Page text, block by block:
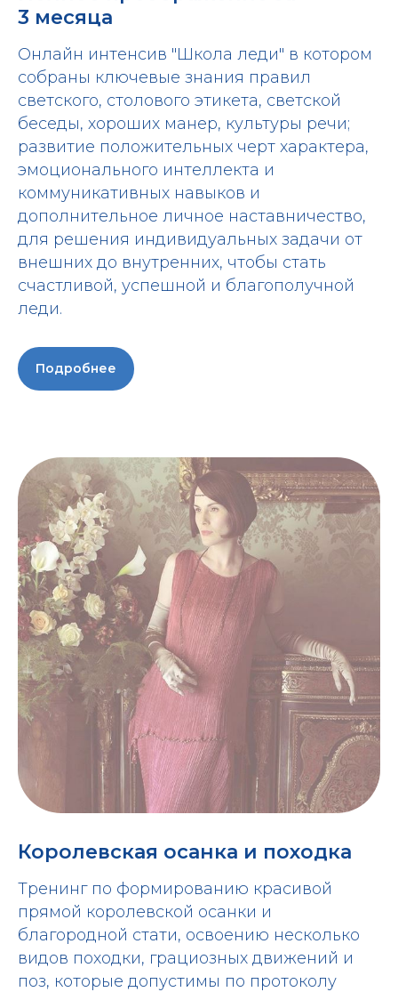
3 месяца
Онлайн интенсив "Школа леди" в котором
собраны ключевые знания правил
светского, столового этикета, светской
беседы, хороших манер, культуры речи;
развитие положительных черт характера,
эмоционального интеллекта и
коммуникативных навыков и
дополнительное личное наставничество,
для решения индивидуальных задачи от
внешних до внутренних, чтобы стать
счастливой, успешной и благополучной
леди.
Подробнее
Королевская осанка и походка
Тренинг по формированию красивой
прямой королевской осанки и
благородной стати, освоению несколько
видов походки, грациозных движений и
поз, которые допустимы по протоколу